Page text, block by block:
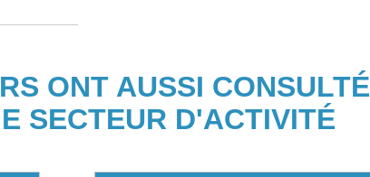
ONT AUSSI CONSULTÉ
SECTEUR D'ACTIVITÉ